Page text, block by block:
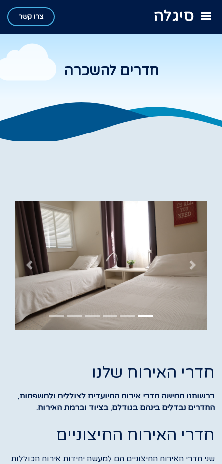
סיגלה צרו קשר
חדרים להשכרה
Next
חדרי האירוח שלנו
ברשותנו חמישה חדרי אירוח המיועדים לצוללים ולמשפחות,
החדרים נבדלים בינהם בגודלם, בציוד וברמת האירוח.
חדרי האירוח החיצוניים
שני חדרי האירוח החיצוניים הם למעשה יחידות אירוח הכוללות